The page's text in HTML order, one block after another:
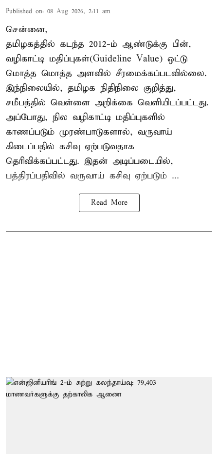
Published on: 08 Aug 2026, 2:11 am
சென்னை,
தமிழகத்தில் கடந்த 2012-ம் ஆண்டுக்கு பின்,
வழிகாட்டி மதிப்புகள்(Guideline Value) ஒட்டு
மொத்த மொத்த அளவில் சீரமைக்கப்படவில்லை.
இந்நிலையில், தமிழக நிதிநிலை குறித்து,
சமீபத்தில் வெள்ளை அறிக்கை வெளியிடப்பட்டது.
அப்போது, நில வழிகாட்டி மதிப்புகளில்
காணப்படும் முரண்பாடுகளால், வருவாய்
கிடைப்பதில் கசிவு ஏற்படுவதாக
தெரிவிக்கப்பட்டது. இதன் அடிப்படையில்,
பத்திரப்பதிவில் வருவாய் கசிவு ஏற்படும் ...
Read More